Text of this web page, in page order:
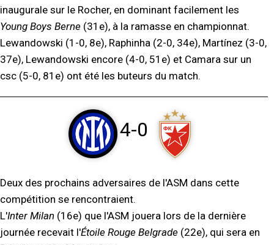
inaugurale sur le Rocher, en dominant facilement les
Young Boys Berne (31e), à la ramasse en championnat.
Lewandowski (1-0, 8e), Raphinha (2-0, 34e), Martínez (3-0,
37e), Lewandowski encore (4-0, 51e) et Camara sur un
csc (5-0, 81e) ont été les buteurs du match.
4-0
Deux des prochains adversaires de l'ASM dans cette
compétition se rencontraient.
L'Inter Milan (16e) que l'ASM jouera lors de la dernière
journée recevait l'Étoile Rouge Belgrade (22e), qui sera en